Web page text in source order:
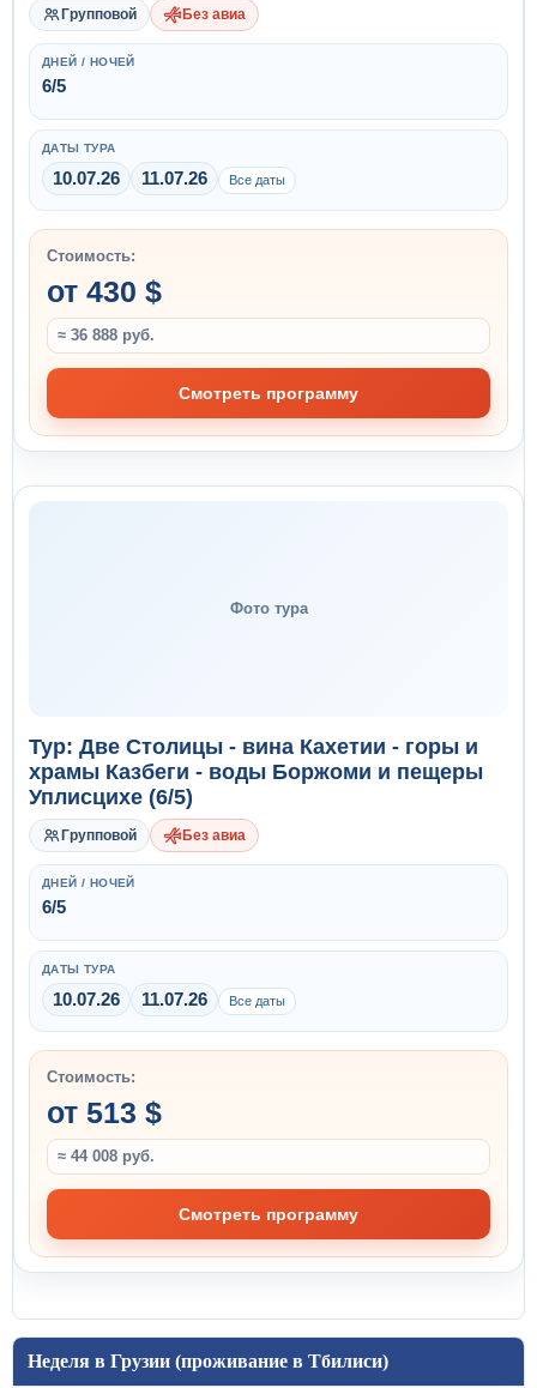
Групповой Без авиа
ДНЕЙ / НОЧЕЙ
6/5
ДАТЫ ТУРА
10.07.26 11.07.26 Все даты
Стоимость:
от 430 $
≈ 36 888 руб.
Смотреть программу
Фото тура
Тур: Две Столицы - вина Кахетии - горы и
храмы Казбеги - воды Боржоми и пещеры
Уплисцихе (6/5)
Групповой Без авиа
ДНЕЙ / НОЧЕЙ
6/5
ДАТЫ ТУРА
10.07.26 11.07.26 Все даты
Стоимость:
от 513 $
≈ 44 008 руб.
Смотреть программу
Неделя в Грузии (проживание в Тбилиси)